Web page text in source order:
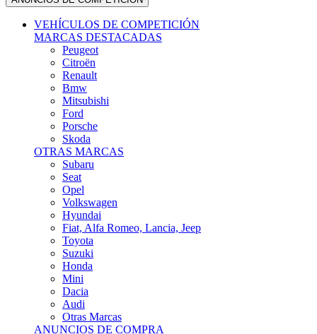
VEHÍCULOS DE COMPETICIÓN
MARCAS DESTACADAS
Peugeot
Citroën
Renault
Bmw
Mitsubishi
Ford
Porsche
Skoda
OTRAS MARCAS
Subaru
Seat
Opel
Volkswagen
Hyundai
Fiat, Alfa Romeo, Lancia, Jeep
Toyota
Suzuki
Honda
Mini
Dacia
Audi
Otras Marcas
ANUNCIOS DE COMPRA
Compra De Coches